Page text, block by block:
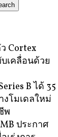
Cortex
เคลื่อนด้วย
B ได้ 35
งโมเดลใหม่
พ
ประกาศ